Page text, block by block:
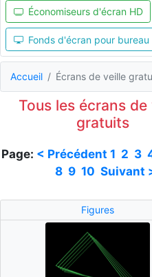
Économiseurs d'écran HD
Fonds d'écran pour bureau
Accueil Écrans de veille
Tous les écrans de
gratuits
Page: < Précédent 1 2 3
8 9 10 Suivant
Figures